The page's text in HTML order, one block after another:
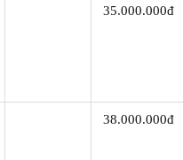
35.000.000đ
38.000.000đ